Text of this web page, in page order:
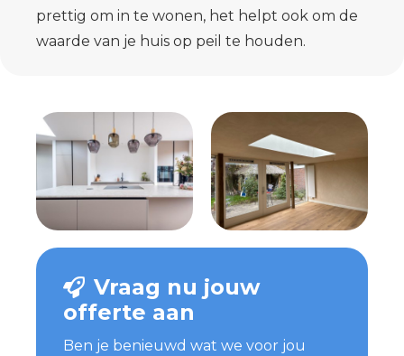
prettig om in te wonen, het helpt ook om de
waarde van je huis op peil te houden.
Vraag nu jouw
offerte aan
Ben je benieuwd wat we voor jou